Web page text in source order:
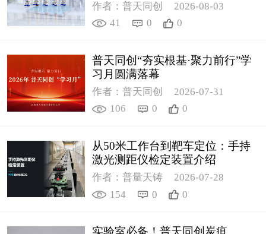
作者：普天同创
2026-08-03
41
0 0
普天同创“夯实根基·聚力前行”学
习月圆满落幕
作者：普天同创
2026-07-31
106
0 0
从50米工作台到靶车定位：手持
激光测距仪检定装置介绍
作者：普量天铸
2026-07-28
154
0 0